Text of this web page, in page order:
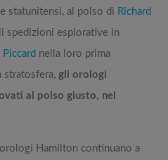
statunitensi, al polso di Richard
spedizioni esplorative in
nella loro prima
stratosfera, gli orologi
al polso giusto, nel
Hamilton continuano a